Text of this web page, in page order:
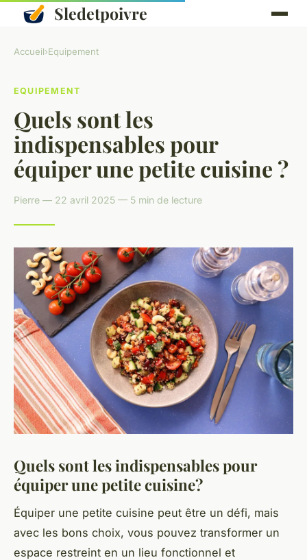
Sledetpoivre
Accueil›Equipement
EQUIPEMENT
Quels sont les
indispensables pour
équiper une petite cuisine ?
Pierre — 22 avril 2025 — 5 min de lecture
Quels sont les indispensables pour
équiper une petite cuisine?
Équiper une petite cuisine peut être un défi, mais
avec les bons choix, vous pouvez transformer un
espace restreint en un lieu fonctionnel et